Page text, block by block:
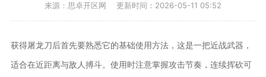
来源：思卓开区网 更新时间：2026-05-11 05:52
获得屠龙刀后首先要熟悉它的基础使用方法，这是一把近战武器，
适合在近距离与敌人搏斗。使用时注意掌握攻击节奏，连续挥砍可